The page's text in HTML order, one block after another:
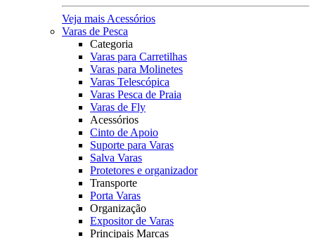
Veja mais Acessórios
Varas de Pesca
Categoria
Varas para Carretilhas
Varas para Molinetes
Varas Telescópica
Varas Pesca de Praia
Varas de Fly
Acessórios
Cinto de Apoio
Suporte para Varas
Salva Varas
Protetores e organizador
Transporte
Porta Varas
Organização
Expositor de Varas
Principais Marcas